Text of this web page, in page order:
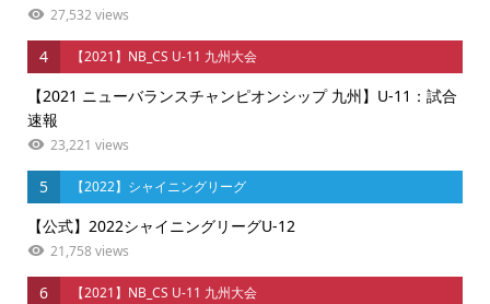
27,532 views
4 【2021】NB_CS U-11 九州大会
【2021 ニューバランスチャンピオンシップ 九州】U-11：試合
速報
23,221 views
5 【2022】シャイニングリーグ
【公式】2022シャイニングリーグU-12
21,758 views
6 【2021】NB_CS U-11 九州大会